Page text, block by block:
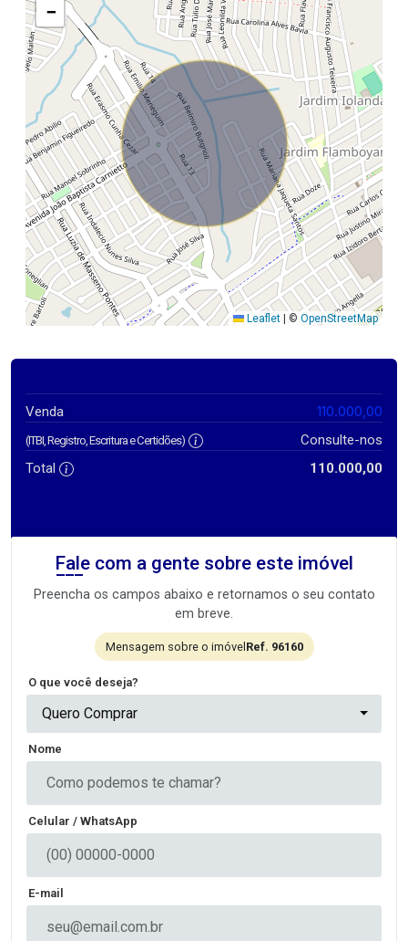
−
Leaflet © OpenStreetMap
Venda 110.000,00
(ITBI, Registro, Escritura e Certidões)
Consulte-nos
Total
110.000,00
Fale com a gente sobre este imóvel
Preencha os campos abaixo e retornamos o seu contato
em breve.
Mensagem sobre o imóvel Ref. 96160
O que você deseja?
Quero Comprar
Nome
Celular / WhatsApp
E-mail